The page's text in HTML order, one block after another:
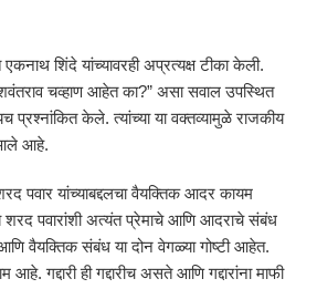
शिंदे यांच्यावरही अप्रत्यक्ष टीका केली.
चव्हाण आहेत का?” असा सवाल उपस्थित
प्रश्नांकित केले. त्यांच्या या वक्तव्यामुळे राजकीय
आले आहे.
पवार यांच्याबद्दलचा वैयक्तिक आदर कायम
पवारांशी अत्यंत प्रेमाचे आणि आदराचे संबंध
वैयक्तिक संबंध या दोन वेगळ्या गोष्टी आहेत.
आहे. गद्दारी ही गद्दारीच असते आणि गद्दारांना माफी